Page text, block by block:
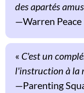
des apartés
Warren Peace
« C'est un
l'instruction à la
Parenting